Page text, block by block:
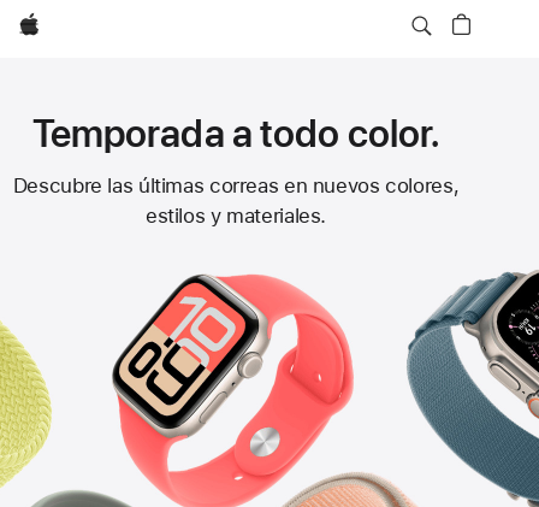
Apple
Correas
Apple Watch
Temporada a todo color.
Descubre las últimas correas en nuevos colores,
estilos y materiales.